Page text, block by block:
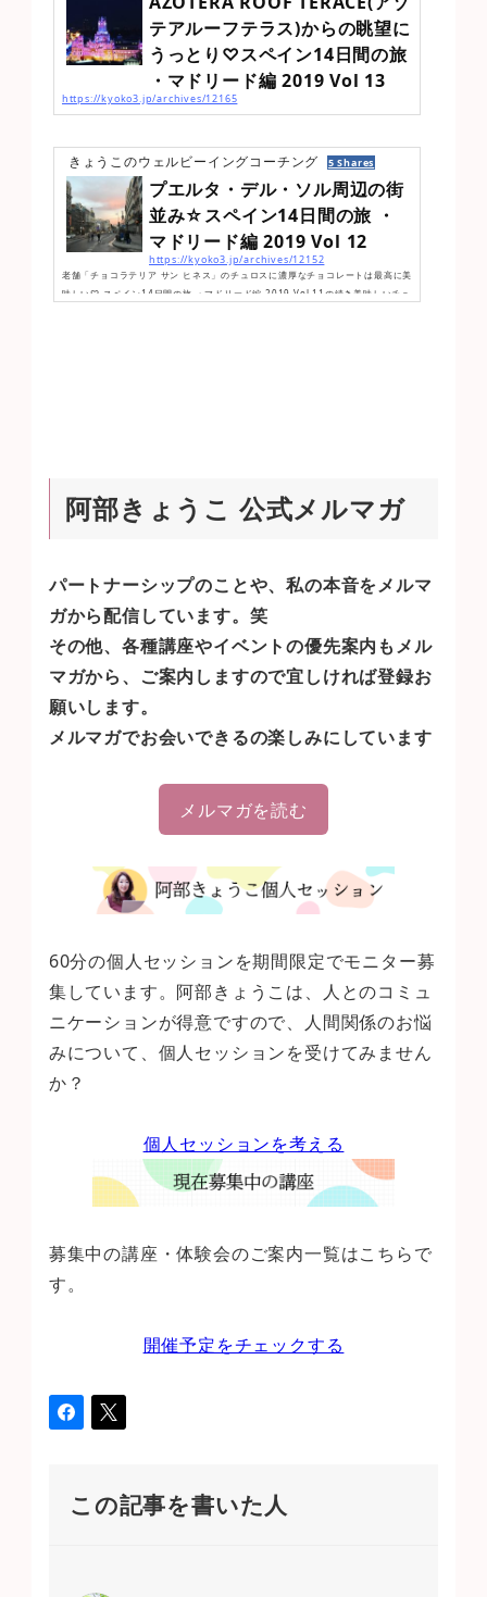
ルドなどのファーストフードは、バルよりもお高いらしいそれだけバルは、スペ
インのソウルフードになってるんですね〜！目的地に到着しました！PR...
テアルーフテラス)からの眺望に
うっとり♡スペイン14日間の旅
・マドリード編 2019 Vol 13
https://kyoko3.jp/archives/12165
プエルタ・デル・ソル周辺の街並み☆スペイン14日間の旅 ・マドリード編 2019
が、Azotea del Círculo(こちらはスペイン語)マドリード美術協会の屋上にあり
ます♪今日は、2019年1月4日普段は、あまり並んでないらしいのだが、今日は大
行列！入場料を払い、ようやくエレベーターで屋上に登ってきた残念ながら、夕
日は沈みかけ…でも幻想的とポジティブに考える(笑)バーでは、ビーチにあるよう
なチェアに横になりながら、お酒を楽しんでる人も♪後は、レストランもあ...
きょうこのウェルビーイングコーチング 5 Shares
プエルタ・デル・ソル周辺の街
並み☆スペイン14日間の旅 ・
マドリード編 2019 Vol 12
https://kyoko3.jp/archives/12152
老舗「チョコラテリア サン ヒネス」のチュロスに濃厚なチョコレートは最高に美
味しい♡ スペイン14日間の旅 ・マドリード編 2019 Vol 11の続き美味しいチュ
阿部きょうこ 公式メルマガ
パートナーシップのことや、私の本音をメルマ
ガから配信しています。笑
その他、各種講座やイベントの優先案内もメル
マガから、ご案内しますので宜しければ登録お
願いします。
メルマガでお会いできるの楽しみにしています
メルマガを読む
60分の個人セッションを期間限定でモニター募
集しています。阿部きょうこは、人とのコミュ
ニケーションが得意ですので、人間関係のお悩
みについて、個人セッションを受けてみません
か？
個人セッションを考える
募集中の講座・体験会のご案内一覧はこちらで
す。
開催予定をチェックする
この記事を書いた人